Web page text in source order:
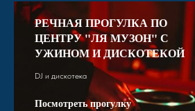
РЕЧНАЯ ПРОГУЛКА ПО
ЦЕНТРУ "ЛЯ МУЗОН" С
УЖИНОМ И ДИСКОТЕКОЙ
DJ и дискотека
Посмотреть прогулку